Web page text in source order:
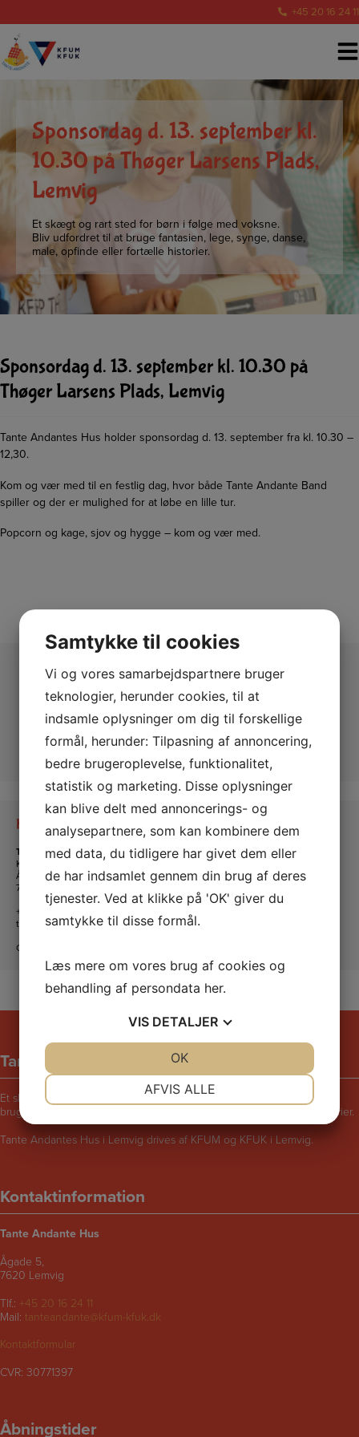
indholdet
+45 20 16 24 11
Sponsordag d. 13. september kl.
10.30 på Thøger Larsens Plads,
Lemvig
Et skægt og rart sted for børn i følge med voksne.
Bliv udfordret til at bruge fantasien, lege, synge, danse,
male, opfinde eller fortælle historier.
Sponsordag d. 13. september kl. 10.30 på
Thøger Larsens Plads, Lemvig
Tante Andantes Hus holder sponsordag d. 13. september fra kl. 10.30 –
12,30.
Kom og vær med til en festlig dag, hvor både Tante Andante Band
spiller og der er mulighed for at løbe en lille tur.
Popcorn og kage, sjov og hygge – kom og vær med.
Kontakt os
Tante Andante Hus
KFUM og KFUK i Lemvig
Ågade 5
7620 Lemvig
+45 20 16 24 11
tanteandante@kfum-kfuk.dk
CVR: 30771397
Tante Andantes hus
Et skægt og rart sted for børn i følge med voksne. Bliv udfordret til at
bruge fantasien, lege, synge, danse, male, opfinde eller fortælle historier.
Tante Andantes Hus i Lemvig drives af KFUM og KFUK i Lemvig.
Kontaktinformation
Tante Andante Hus
Ågade 5,
7620 Lemvig
Tlf.: +45 20 16 24 11
Mail: tanteandante@kfum-kfuk.dk
Kontaktformular
CVR: 30771397
Åbningstider
Samtykke til cookies
Vi og vores samarbejdspartnere bruger
teknologier, herunder cookies, til at
indsamle oplysninger om dig til forskellige
formål, herunder: Tilpasning af annoncering,
bedre brugeroplevelse, funktionalitet,
statistik og marketing. Disse oplysninger
kan blive delt med annoncerings- og
analysepartnere, som kan kombinere dem
med data, du tidligere har givet dem eller
de har indsamlet gennem din brug af deres
tjenester. Ved at klikke på 'OK' giver du
samtykke til disse formål.
Læs mere om vores brug af cookies og
behandling af persondata her.
VIS DETALJER
MARKETING STATISTIK
AFVIS ALLE
OK